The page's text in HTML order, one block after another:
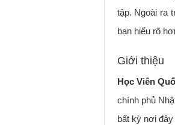
tập. Ngoài ra
bạn hiểu rõ
Giới thiệu
Học Viên
chính phủ
bất kỳ nơi